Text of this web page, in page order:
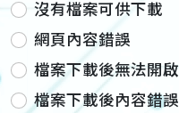
沒有檔案可供下載
網頁內容錯誤
檔案下載後無法開啟
檔案下載後內容錯誤